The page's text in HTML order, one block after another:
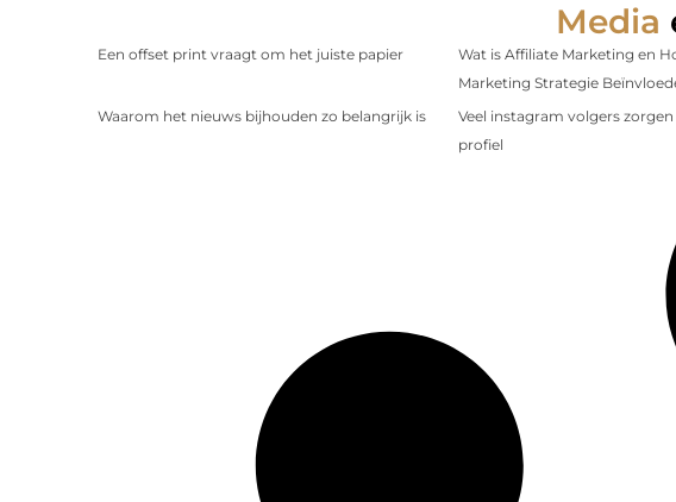
Media
Een offset print vraagt om het juiste papier
Wat is Affiliate Marketing en
Marketing Strategie
Waarom het nieuws bijhouden zo belangrijk is
Veel instagram volgers
profiel